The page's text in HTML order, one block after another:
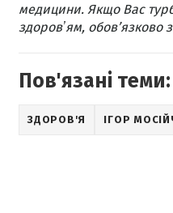
медицини. Якщо Вас
здоровʼям, обов’язково
Пов'язані теми:
ЗДОРОВ'Я ІГОР